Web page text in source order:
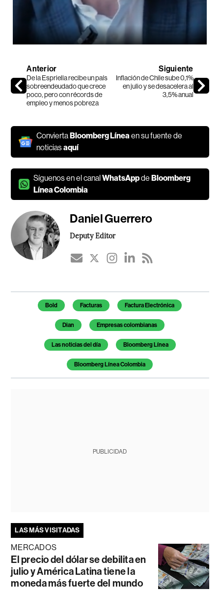
Anterior
De la Espriella recibe un país
sobreendeudado que crece
poco, pero con récords de
empleo y menos pobreza
Siguiente
Inflación de Chile sube 0,1%
en julio y se desacelera al
3,5% anual
ConviertaBloomberg Líneaen su fuente de
noticiasaquí
Síguenos en el canalWhatsAppdeBloomberg
Línea Colombia
Daniel Guerrero
Deputy Editor
Temas de este artículo
Bold Facturas Factura Electrónica
Dian Empresas colombianas
Las noticias del día Bloomberg Línea
Bloomberg Línea Colombia
PUBLICIDAD
LAS MÁS VISITADAS
MERCADOS
El precio del dólar se debilita en
julio y América Latina tiene la
moneda más fuerte del mundo